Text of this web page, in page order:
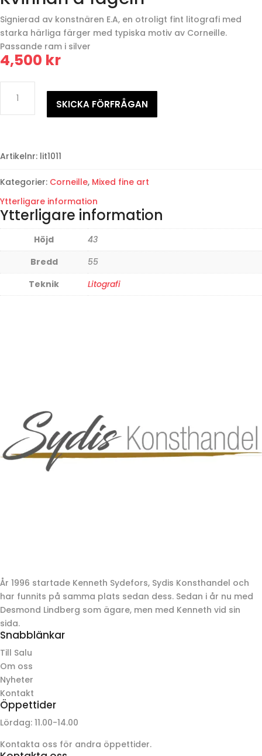
Signierad av konstnären E.A, en otroligt fint litografi med
starka härliga färger med typiska motiv av Corneille.
Passande ram i silver
4,500 kr
Kvinnan
å
SKICKA FÖRFRÅGAN
Artikelnr: lit1011
Kategorier: Corneille, Mixed fine art
Ytterligare information
Ytterligare information
Höjd
43
Bredd
55
Teknik
Litografi
År 1996 startade Kenneth Sydefors, Sydis Konsthandel och
har funnits på samma plats sedan dess. Sedan i år nu med
Desmond Lindberg som ägare, men med Kenneth vid sin
sida.
Snabblänkar
Till Salu
Om oss
Nyheter
Kontakt
Öppettider
Lördag: 11.00-14.00
Kontakta oss för andra öppettider.